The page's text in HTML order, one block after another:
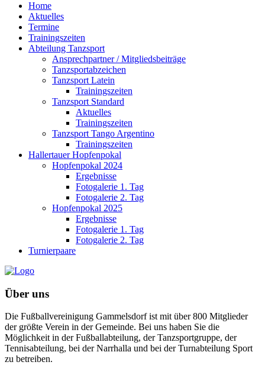
Home
Aktuelles
Termine
Trainingszeiten
Abteilung Tanzsport
Ansprechpartner / Mitgliedsbeiträge
Tanzsportabzeichen
Tanzsport Latein
Trainingszeiten
Tanzsport Standard
Aktuelles
Trainingszeiten
Tanzsport Tango Argentino
Trainingszeiten
Hallertauer Hopfenpokal
Hopfenpokal 2024
Ergebnisse
Fotogalerie 1. Tag
Fotogalerie 2. Tag
Hopfenpokal 2025
Ergebnisse
Fotogalerie 1. Tag
Fotogalerie 2. Tag
Turnierpaare
Über uns
Die Fußballvereinigung Gammelsdorf ist mit über 800 Mitglieder
der größte Verein in der Gemeinde. Bei uns haben Sie die
Möglichkeit in der Fußballabteilung, der Tanzsportgruppe, der
Tennisabteilung, bei der Narrhalla und bei der Turnabteilung Sport
zu betreiben.